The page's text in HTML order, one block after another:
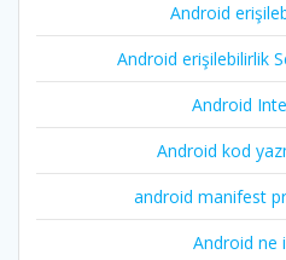
Android
Android erişilebilirlik
Android
Android kod
android manifest
Android ne